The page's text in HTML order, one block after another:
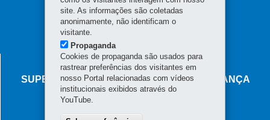
Navegação
principal
AGÊNCIA DO MIGRANTE
SUPERINTENDÊNCIA-GERAL DE GOVERNANÇA
MIGRATÓRIA
site. As informações são coletadas
anonimamente, não identificam o
visitante.
Propaganda
Cookies de propaganda são usados para
rastrear preferências dos visitantes em
nosso Portal relacionadas com vídeos
institucionais exibidos através do
YouTube.